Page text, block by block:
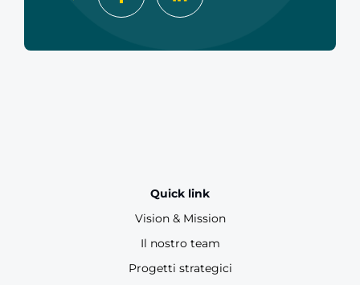
Quick link
Vision & Mission
Il nostro team
Progetti strategici